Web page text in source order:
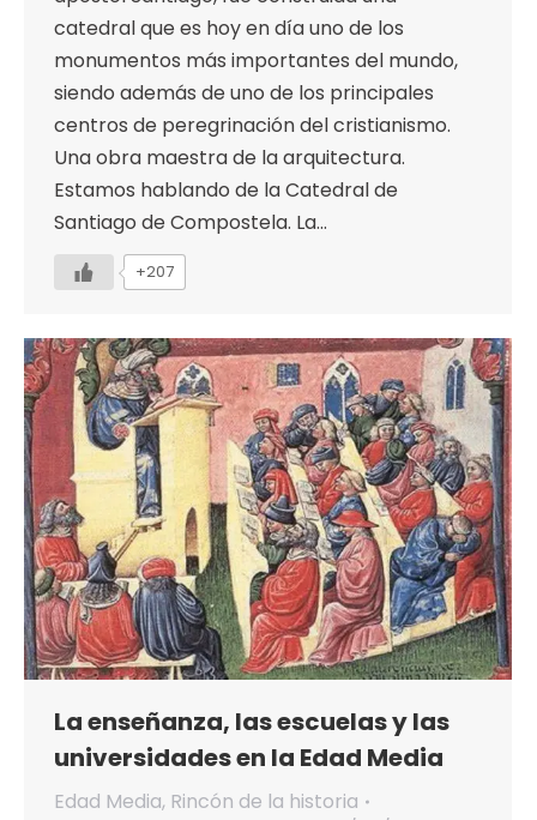
catedral que es hoy en día uno de los
monumentos más importantes del mundo,
siendo además de uno de los principales
centros de peregrinación del cristianismo.
Una obra maestra de la arquitectura.
Estamos hablando de la Catedral de
Santiago de Compostela. La…
+207
La enseñanza, las escuelas y las
universidades en la Edad Media
Edad Media, Rincón de la historia